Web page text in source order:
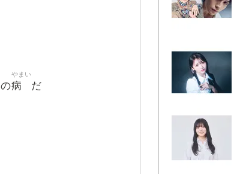
の病
やまい
だ